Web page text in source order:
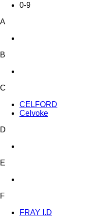
0-9
A
B
C
CELFORD
Celvoke
D
E
F
FRAY I.D